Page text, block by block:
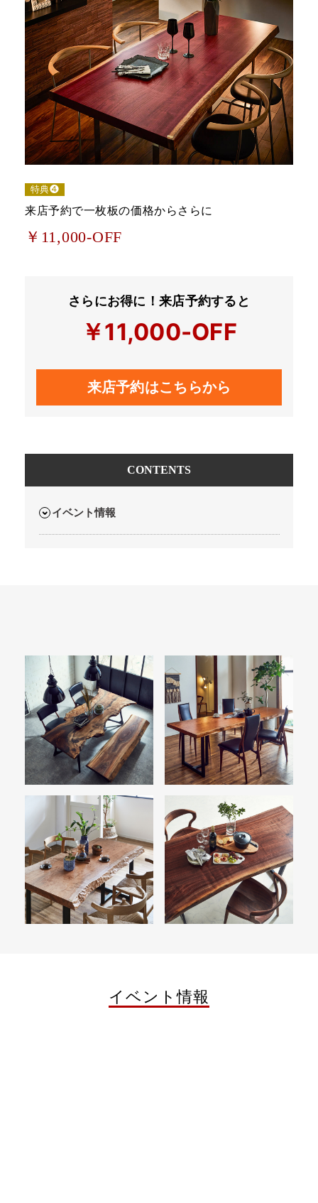
特典❹
来店予約で一枚板の価格からさらに
￥11,000-OFF
さらにお得に！来店予約すると
￥11,000-OFF
来店予約はこちらから
CONTENTS
イベント情報
イベント情報